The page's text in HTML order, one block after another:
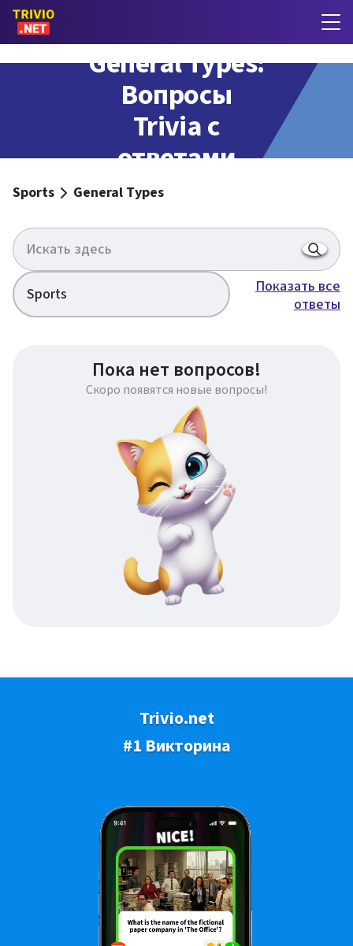
General Types:
Вопросы
Trivia с
ответами
Sports General Types
Sports
Показать все
ответы
Пока нет вопросов!
Скоро появятся новые вопросы!
Trivio.net
#1 Викторина